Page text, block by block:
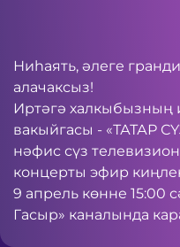
Ниһаять, әлеге
алачаксыз!
Иртәгә
вакыйгасы - «ТАТАР
нәфис сүз
концерты эфир
9 апрель көнне 15:00
Гасыр» каналында